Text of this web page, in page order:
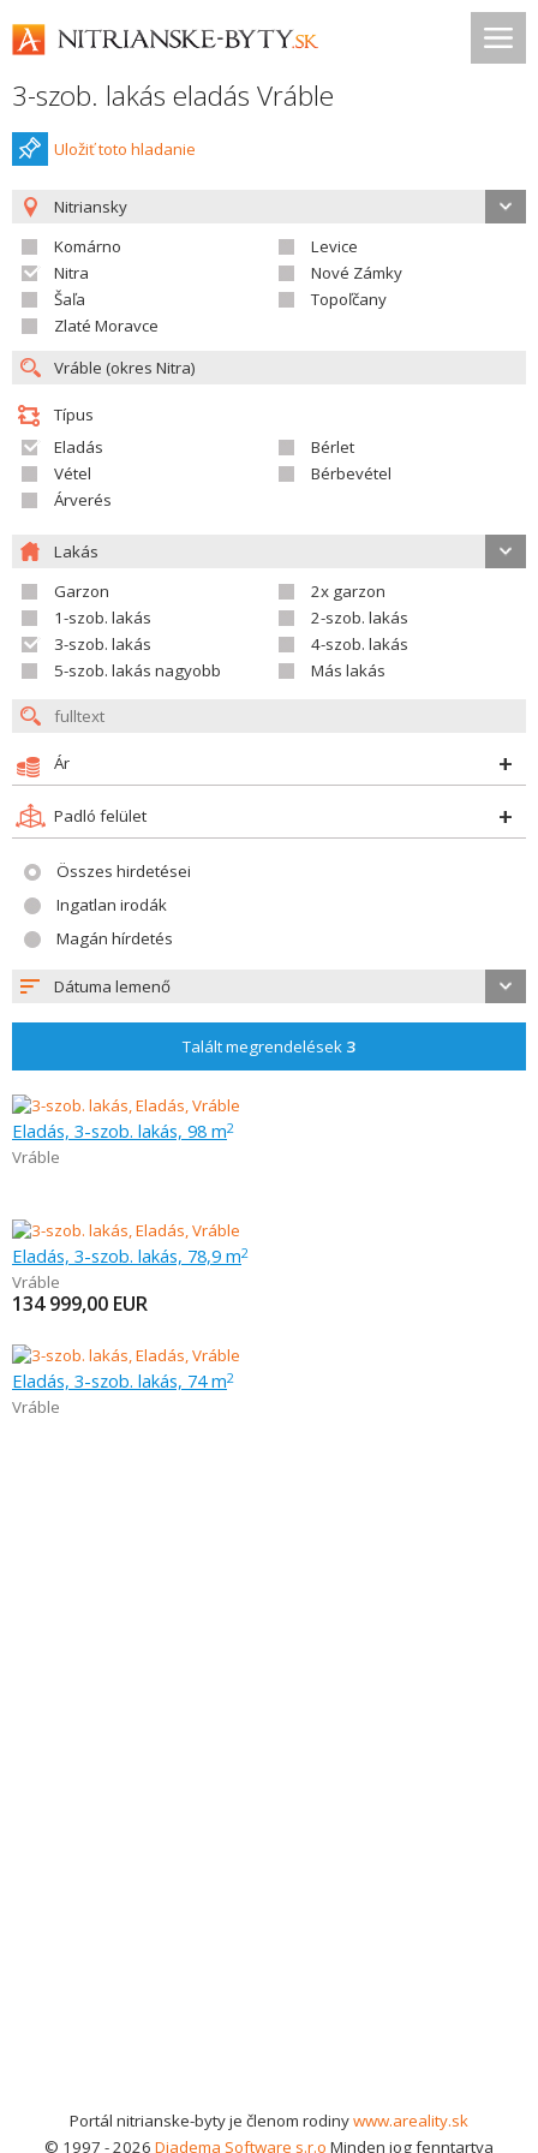
3-szob. lakás eladás Vráble
Uložiť toto hladanie
Nitriansky
Komárno
Levice
Nitra
Nové Zámky
Šaľa
Topoľčany
Zlaté Moravce
Típus
Eladás
Bérlet
Vétel
Bérbevétel
Árverés
Lakás
Garzon
2x garzon
1-szob. lakás
2-szob. lakás
3-szob. lakás
4-szob. lakás
5-szob. lakás nagyobb
Más lakás
Ár
Padló felület
Összes hirdetései
Ingatlan irodák
Magán hírdetés
Dátuma lemenő
Talált megrendelések 3
Eladás, 3-szob. lakás, 98 m2
Vráble
Eladás, 3-szob. lakás, 78,9 m2
Vráble
134 999,00 EUR
Eladás, 3-szob. lakás, 74 m2
Vráble
Portál nitrianske-byty je členom rodinywww.areality.sk
© 1997 - 2026 Diadema Software s.r.o Minden jog fenntartva